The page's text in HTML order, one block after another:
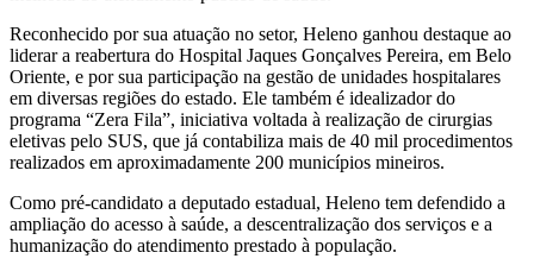
Reconhecido por sua atuação no setor, Heleno ganhou destaque ao
liderar a reabertura do Hospital Jaques Gonçalves Pereira, em Belo
Oriente, e por sua participação na gestão de unidades hospitalares
em diversas regiões do estado. Ele também é idealizador do
programa “Zera Fila”, iniciativa voltada à realização de cirurgias
eletivas pelo SUS, que já contabiliza mais de 40 mil procedimentos
realizados em aproximadamente 200 municípios mineiros.
Como pré-candidato a deputado estadual, Heleno tem defendido a
ampliação do acesso à saúde, a descentralização dos serviços e a
humanização do atendimento prestado à população.